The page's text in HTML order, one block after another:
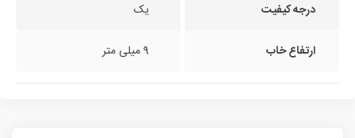
درجه کیفیت یک
ارتفاع خاب 9 میلی متر